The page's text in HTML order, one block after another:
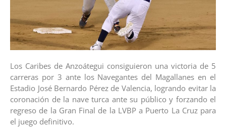
Los Caribes de Anzoátegui consiguieron una victoria de 5
carreras por 3 ante los Navegantes del Magallanes en el
Estadio José Bernardo Pérez de Valencia, logrando evitar la
coronación de la nave turca ante su público y forzando el
regreso de la Gran Final de la LVBP a Puerto La Cruz para
el juego definitivo.